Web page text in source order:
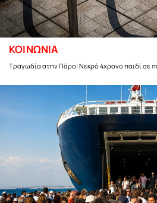
ΚΟΙΝΩΝΙΑ
Τραγωδία στην Πάρο: Νεκρό 4χρονο παιδί σε